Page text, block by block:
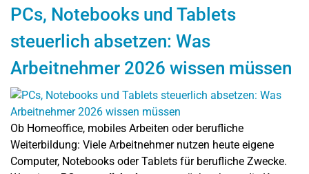
PCs, Notebooks und Tablets
steuerlich absetzen: Was
Arbeitnehmer 2026 wissen müssen
Ob Homeoffice, mobiles Arbeiten oder berufliche
Weiterbildung: Viele Arbeitnehmer nutzen heute eigene
Computer, Notebooks oder Tablets für berufliche Zwecke.